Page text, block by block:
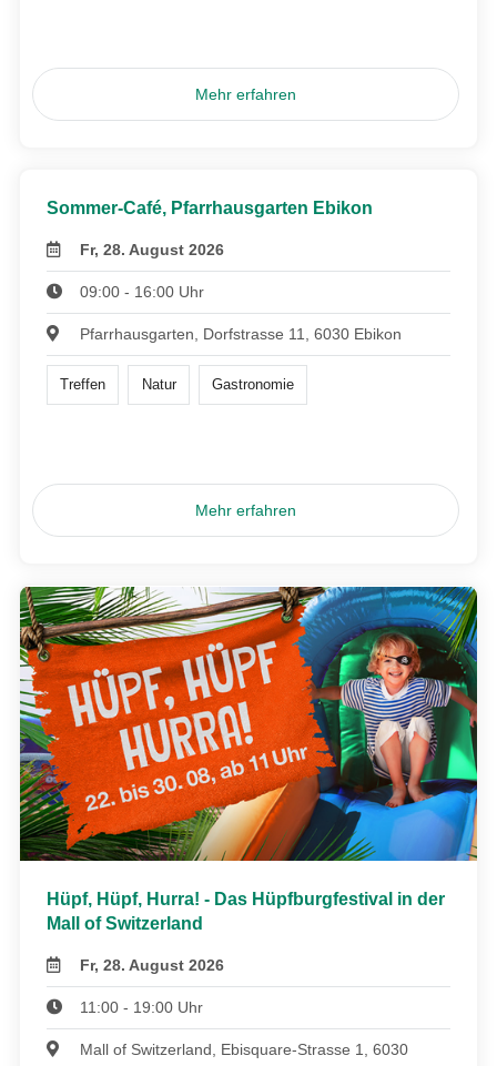
Mehr erfahren
Sommer-Café, Pfarrhausgarten Ebikon
Fr, 28. August 2026
09:00 - 16:00 Uhr
Pfarrhausgarten, Dorfstrasse 11, 6030 Ebikon
Treffen Natur Gastronomie
Mehr erfahren
Hüpf, Hüpf, Hurra! - Das Hüpfburgfestival in der
Mall of Switzerland
Fr, 28. August 2026
11:00 - 19:00 Uhr
Mall of Switzerland, Ebisquare-Strasse 1, 6030